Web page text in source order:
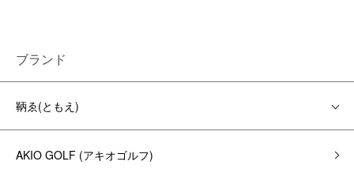
ブランド
鞆ゑ(ともえ)
AKIO GOLF (アキオゴルフ)